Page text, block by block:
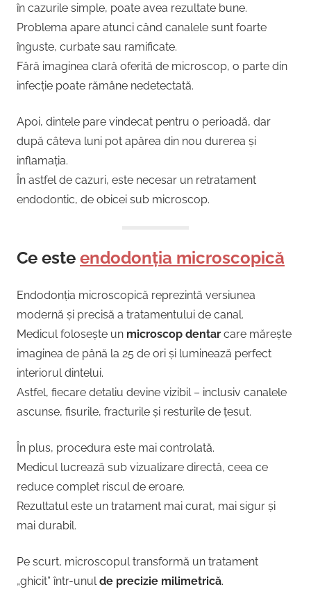
în cazurile simple, poate avea rezultate bune.
Problema apare atunci când canalele sunt foarte
înguste, curbate sau ramificate.
Fără imaginea clară oferită de microscop, o parte din
infecție poate rămâne nedetectată.
Apoi, dintele pare vindecat pentru o perioadă, dar
după câteva luni pot apărea din nou durerea și
inflamația.
În astfel de cazuri, este necesar un retratament
endodontic, de obicei sub microscop.
Ce este endodonția microscopică
Endodonția microscopică reprezintă versiunea
modernă și precisă a tratamentului de canal.
Medicul folosește un microscop dentar care mărește
imaginea de până la 25 de ori și luminează perfect
interiorul dintelui.
Astfel, fiecare detaliu devine vizibil – inclusiv canalele
ascunse, fisurile, fracturile și resturile de țesut.
În plus, procedura este mai controlată.
Medicul lucrează sub vizualizare directă, ceea ce
reduce complet riscul de eroare.
Rezultatul este un tratament mai curat, mai sigur și
mai durabil.
Pe scurt, microscopul transformă un tratament
„ghicit” într-unul de precizie milimetrică.